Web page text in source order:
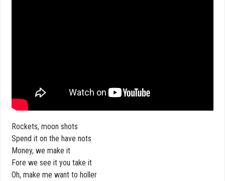
Rockets, moon shots
Spend it on the have nots
Money, we make it
Fore we see it you take it
Oh, make me want to holler